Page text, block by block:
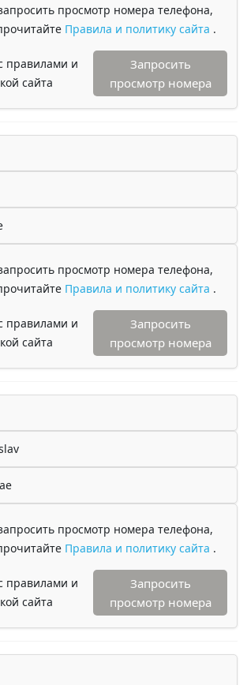
просмотр номера телефона,
Правила и политику сайта .
правилами и
сайта
Запросить
просмотр номера
просмотр номера телефона,
Правила и политику сайта .
правилами и
сайта
Запросить
просмотр номера
просмотр номера телефона,
Правила и политику сайта .
правилами и
сайта
Запросить
просмотр номера